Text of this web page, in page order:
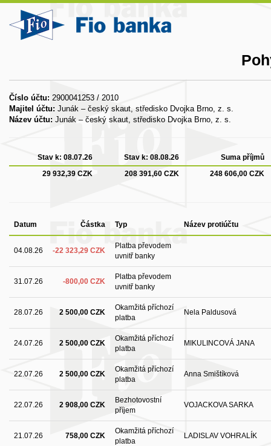
Číslo účtu: 2900041253 / 2010
Majitel účtu: Junák – český skaut, středisko Dvojka Brno, z. s.
Název účtu: Junák – český skaut, středisko Dvojka Brno, z. s.
Stav k: 08.07.26 Stav k: 08.08.26
Suma příjmů
29 932,39 CZK
208 391,60 CZK 248 606,00 CZK
Datum Částka Typ Název protiúčtu
04.08.26 -22 323,29 CZK
Platba převodem
uvnitř banky
31.07.26 -800,00 CZK
Platba převodem
uvnitř banky
28.07.26 2 500,00 CZK
Okamžitá příchozí
platba
Nela Paldusová
24.07.26 2 500,00 CZK
Okamžitá příchozí
platba
MIKULINCOVÁ JANA
22.07.26 2 500,00 CZK
Okamžitá příchozí
platba
Anna Smištíková
22.07.26 2 908,00 CZK
Bezhotovostní
příjem
VOJACKOVA SARKA
21.07.26 758,00 CZK
Okamžitá příchozí
platba
LADISLAV VOHRALÍK